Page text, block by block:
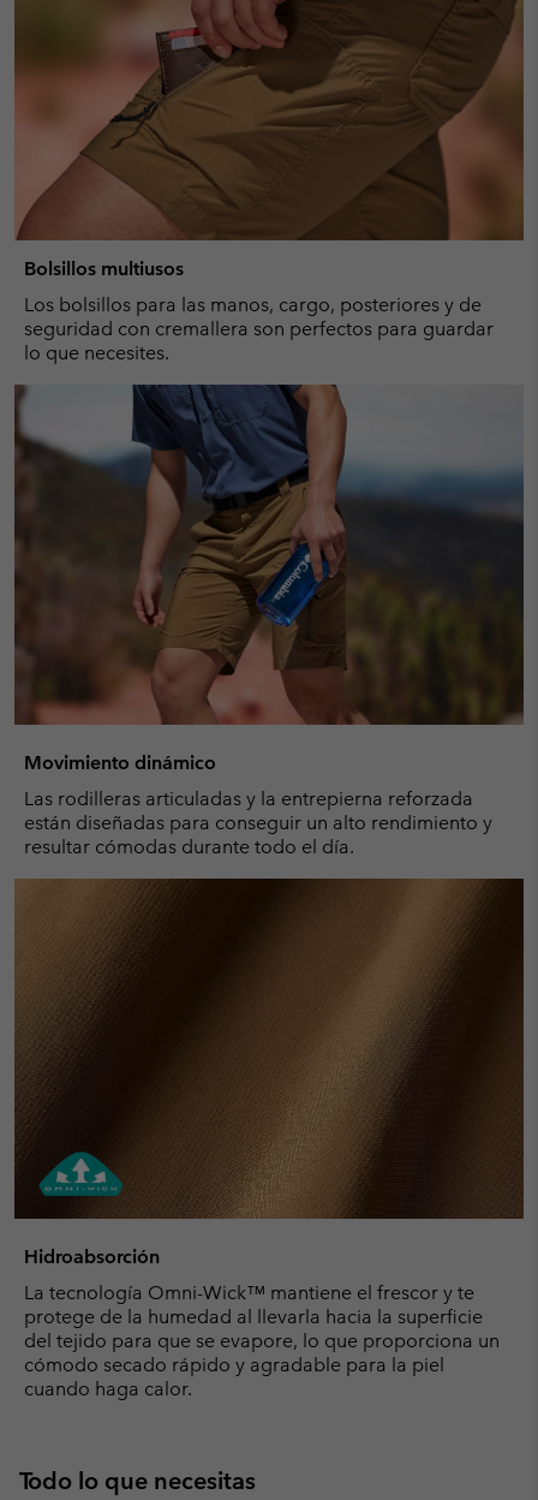
Bolsillos multiusos
Los bolsillos para las manos, cargo, posteriores y de
seguridad con cremallera son perfectos para guardar
lo que necesites.
Movimiento dinámico
Las rodilleras articuladas y la entrepierna reforzada
están diseñadas para conseguir un alto rendimiento y
resultar cómodas durante todo el día.
Hidroabsorción
La tecnología Omni-Wick™ mantiene el frescor y te
protege de la humedad al llevarla hacia la superficie
del tejido para que se evapore, lo que proporciona un
cómodo secado rápido y agradable para la piel
cuando haga calor.
Todo lo que necesitas